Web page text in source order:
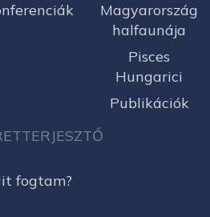
Magyarország
halfaunája
Pisces
Hungarici
Publikációk
fogtam?